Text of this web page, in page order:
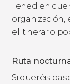
Tened en
organización,
el itinerario
Ruta
Si queréis